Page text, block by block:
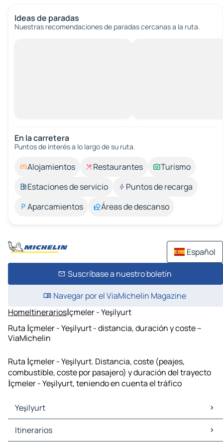
Ideas de paradas
Nuestras recomendaciones de paradas cercanas a la ruta.
En la carretera
Puntos de interés a lo largo de su ruta.
Alojamientos Restaurantes
Turismo
Estaciones de servicio
Puntos de recarga
Aparcamientos
Áreas de descanso
Español
Suscríbase a nuestro boletín
Navegar por el ViaMichelin Magazine
HomeItinerariosİçmeler - Yeşilyurt
Ruta İçmeler - Yeşilyurt - distancia, duración y coste –
ViaMichelin
Ruta İçmeler - Yeşilyurt. Distancia, coste (peajes,
combustible, coste por pasajero) y duración del trayecto
İçmeler - Yeşilyurt, teniendo en cuenta el tráfico
Yeşilyurt
Yeşilyurt Mapas Planos
Yeşilyurt Trafico
Itinerarios